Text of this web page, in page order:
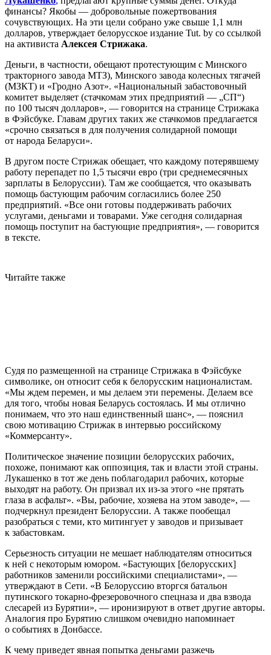
финансы? Якобы — добровольные пожертвования
сочувствующих. На эти цели собрано уже свыше 1,1 млн
долларов, утверждает белорусское издание Tut. by со ссылкой
на активиста Алексея Стрижака.
Деньги, в частности, обещают протестующим с Минского
тракторного завода МТЗ), Минского завода колесных тягачей
(МЗКТ) и «Гродно Азот». «Национальный забастовочный
комитет выделяет (стачкомам этих предприятий — „СП“)
по 100 тысяч долларов», — говорится на странице Стрижака
в Фэйсбуке. Главам других таких же стачкомов предлагается
«срочно связаться в для получения солидарной помощи
от народа Беларуси».
В другом посте Стрижак обещает, что каждому потерявшему
работу перепадет по 1,5 тысячи евро (три среднемесячных
зарплаты в Белоруссии). Там же сообщается, что оказывать
помощь бастующим рабочим согласились более 250
предприятий. «Все они готовы поддерживать рабочих
услугами, деньгами и товарами. Уже сегодня солидарная
помощь поступит на бастующие предприятия», — говорится
в тексте.
Читайте также
Судя по размещенной на странице Стрижака в Фэйсбуке
символике, он относит себя к белорусским националистам.
«Мы ждем перемен, и мы делаем эти перемены. Делаем все
для того, чтобы новая Беларусь состоялась. И мы отлично
понимаем, что это наш единственный шанс», — пояснил
свою мотивацию Стрижак в интервью российскому
«Коммерсанту».
Политическое значение позиции белорусских рабочих,
похоже, понимают как оппозиция, так и власти этой страны.
Лукашенко в тот же день поблагодарил рабочих, которые
выходят на работу. Он призвал их из-за этого «не прятать
глаза в асфальт». «Вы, рабочие, хозяева на этом заводе», —
подчеркнул президент Белоруссии. А также пообещал
разобраться с теми, кто митингует у заводов и призывает
к забастовкам.
Серьезность ситуации не мешает наблюдателям относиться
к ней с некоторым юмором. «Бастующих [белорусских]
работников заменили российскими специалистами», —
утверждают в Сети. «В Белоруссию вторгся батальон
путинского токарно-фрезеровочного спецназа и два взвода
слесарей из Бурятии», — иронизируют в ответ другие авторы.
Аналогия про Бурятию слишком очевидно напоминает
о событиях в Донбассе.
К чему приведет явная попытка деньгами разжечь